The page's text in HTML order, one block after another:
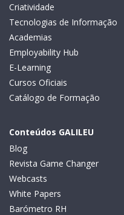
Criatividade
Tecnologias de Informação
Academias
Employability Hub
E-Learning
Cursos Oficiais
Catálogo de Formação
Conteúdos GALILEU
Blog
Revista Game Changer
Webcasts
White Papers
Barómetro RH